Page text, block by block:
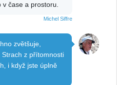
v čase a prostoru.
Michel Siffre
zvětšuje,
z přítomnosti
i když jste úplně